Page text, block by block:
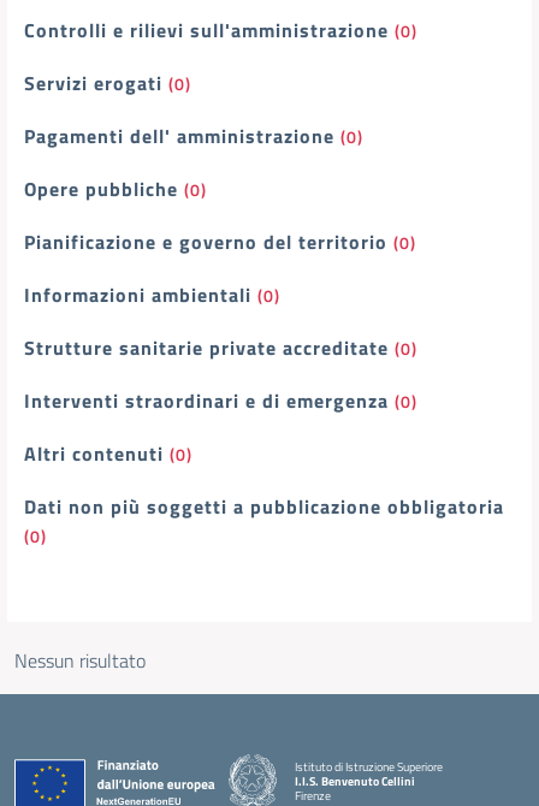
Controlli e rilievi sull'amministrazione (0)
Servizi erogati (0)
Pagamenti dell' amministrazione (0)
Opere pubbliche (0)
Pianificazione e governo del territorio (0)
Informazioni ambientali (0)
Strutture sanitarie private accreditate (0)
Interventi straordinari e di emergenza (0)
Altri contenuti (0)
Dati non più soggetti a pubblicazione obbligatoria
(0)
Nessun risultato
Istituto di Istruzione Superiore
I.I.S. Benvenuto Cellini
Firenze